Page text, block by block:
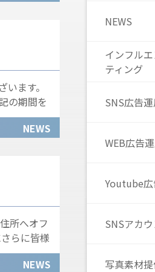
ます。
の期間を
NEWS
所へオフ
らに皆様
NEWS
NEWS
インフル
ティング
SNS広告
WEB広告
Youtube広
SNSアカ
写真素材